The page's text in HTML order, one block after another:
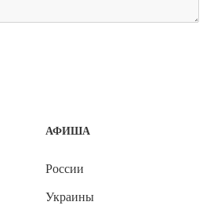
АФИША
России
Украины